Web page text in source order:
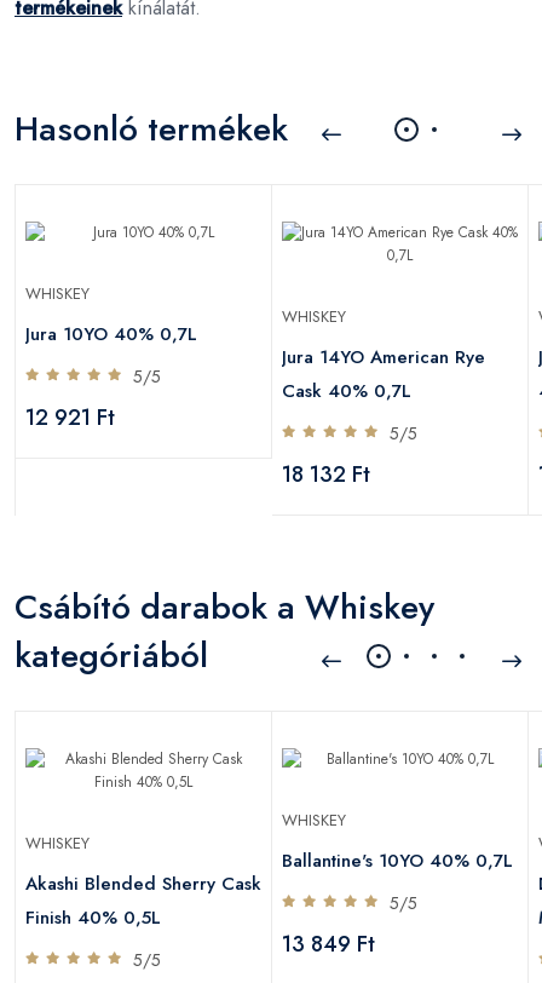
termékeinekkínálatát.
Hasonló termékek
WHISKEY
Jura 10YO 40% 0,7L
5/5
12 921 Ft
WHISKEY
Jura 14YO American Rye
Cask 40% 0,7L
5/5
18 132 Ft
Csábító darabok a Whiskey
kategóriából
WHISKEY
Akashi Blended Sherry Cask
Finish 40% 0,5L
5/5
WHISKEY
Ballantine's 10YO 40% 0,7L
5/5
13 849 Ft